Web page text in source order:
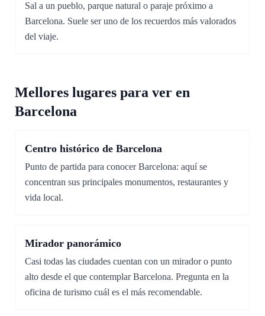
Sal a un pueblo, parque natural o paraje próximo a
Barcelona. Suele ser uno de los recuerdos más valorados
del viaje.
Mellores lugares para ver en
Barcelona
Centro histórico de Barcelona
Punto de partida para conocer Barcelona: aquí se
concentran sus principales monumentos, restaurantes y
vida local.
Mirador panorámico
Casi todas las ciudades cuentan con un mirador o punto
alto desde el que contemplar Barcelona. Pregunta en la
oficina de turismo cuál es el más recomendable.